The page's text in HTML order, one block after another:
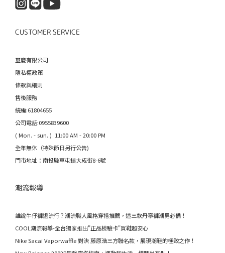
CUSTOMER SERVICE
璽慶有限公司
隱私權政策
條款與細則
售後服務
統編:61804655
公司電話:0955839600
( Mon. - sun. ) 11:00 AM - 20:00 PM
全年無休（特殊節日另行公告)
門市地址：南投縣草屯鎮大成街8-6號
潮流報導
誰說牛仔褲退流行？潮流職人風格穿搭推薦，這三款丹寧褲潮男必備！
COOL潮流報導-全台獨家推出"正品檢驗卡"買鞋超安心
Nike Sacai Vaporwaffle 對決 藤原浩三方聯名款，展現潮鞋的極致之作！